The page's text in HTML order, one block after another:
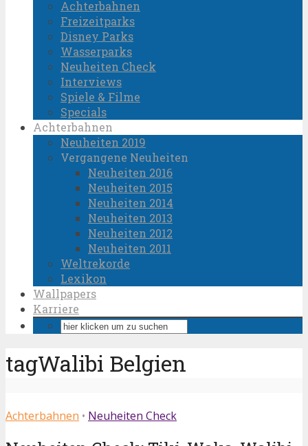
Achterbahnen
Freizeitparks
Disney Parks
Wasserparks
Neuheiten Check
Interviews
Spiele & Filme
Specials
Achterbahnen
Neuheiten 2019
Vergangene Neuheiten
Neuheiten 2016
Neuheiten 2015
Neuheiten 2014
Neuheiten 2013
Neuheiten 2012
Neuheiten 2011
Weltrekorde
Lexikon
Wallpapers
Karriere
tagWalibi Belgien
Achterbahnen • Neuheiten Check